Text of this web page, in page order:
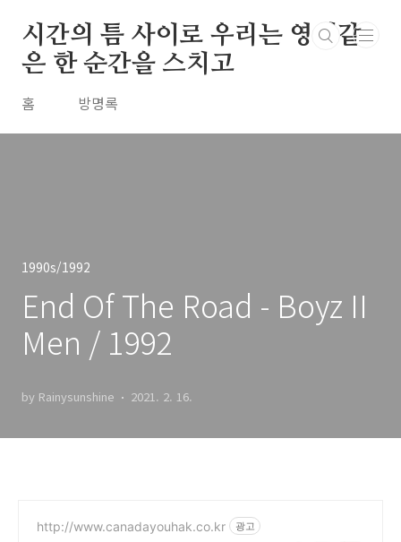
시간의 틈 사이로 우리는 영원같
은 한 순간을 스치고
홈 방명록
1990s/1992
End Of The Road - Boyz II
Men / 1992
by Rainysunshine 2021. 2. 16.
http://www.canadayouhak.co.kr 광고